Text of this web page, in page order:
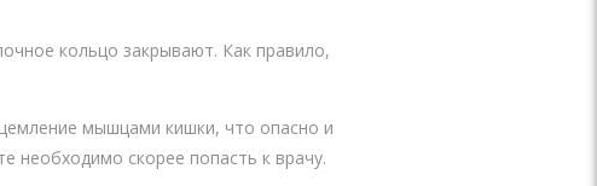
кольцо закрывают. Как правило,
мышцами кишки, что опасно и
необходимо скорее попасть к врачу.